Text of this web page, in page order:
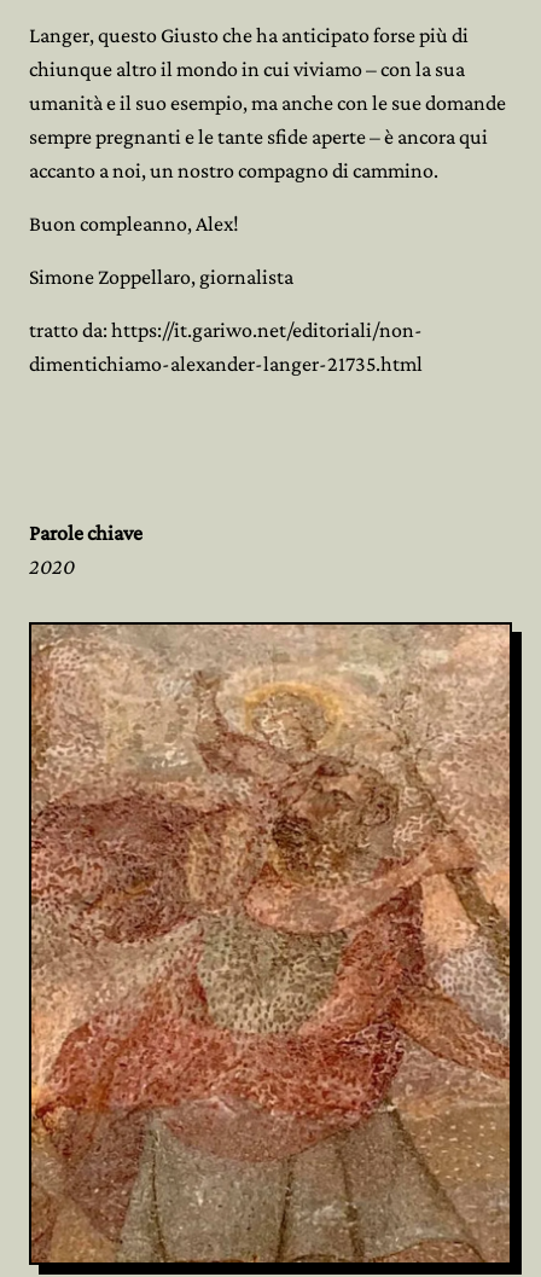
Langer, questo Giusto che ha anticipato forse più di
chiunque altro il mondo in cui viviamo – con la sua
umanità e il suo esempio, ma anche con le sue domande
sempre pregnanti e le tante sfide aperte – è ancora qui
accanto a noi, un nostro compagno di cammino.
Buon compleanno, Alex!
Simone Zoppellaro, giornalista
tratto da: https://it.gariwo.net/editoriali/non-
dimentichiamo-alexander-langer-21735.html
Parole chiave
2020